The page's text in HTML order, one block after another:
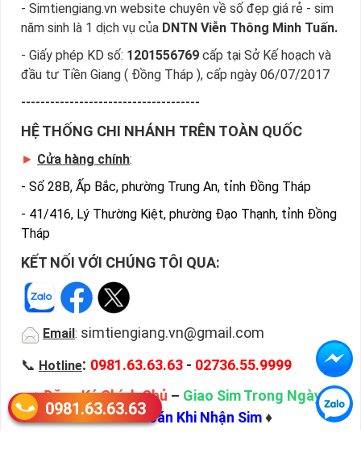
- Simtiengiang.vn website chuyên về số đẹp giá rẻ - sim
năm sinh là 1 dịch vụ của DNTN Viễn Thông Minh Tuấn.
- Giấy phép KD số: 1201556769 cấp tại Sở Kế hoạch và
đầu tư Tiền Giang ( Đồng Tháp ), cấp ngày 06/07/2017
-------------------------------------
HỆ THỐNG CHI NHÁNH TRÊN TOÀN QUỐC
► Cửa hàng chính:
- Số 28B, Ấp Bắc, phường Trung An, tỉnh Đồng Tháp
- 41/416, Lý Thường Kiệt, phường Đạo Thạnh, tỉnh Đồng
Tháp
KẾT NỐI VỚI CHÚNG TÔI QUA:
Email : simtiengiang.vn@gmail.com
📞 Hotline: 0981.63.63.63 - 02736.55.9999
♦Đăng Ký Chính Chủ – Giao Sim Trong Ngày–
Thanh Toán Khi Nhận Sim♦
0981.63.63.63